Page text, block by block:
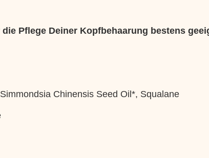
Pflege Deiner Kopfbehaarung bestens
Chinensis Seed Oil*, Squalane